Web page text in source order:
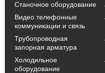
Станочное оборудование
Видео телефонные
коммуникации и связь
Трубопроводная
запорная арматура
Холодильное
оборудование